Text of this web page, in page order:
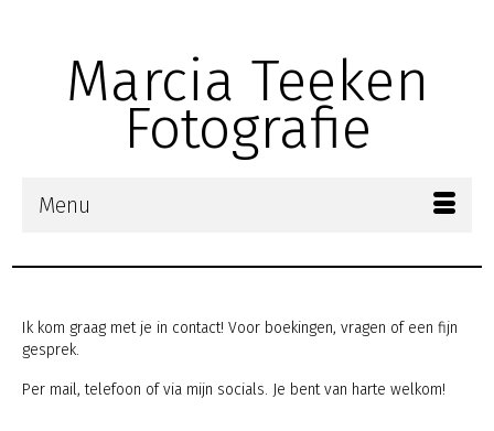
Marcia Teeken
Fotografie
Menu
Ik kom graag met je in contact! Voor boekingen, vragen of een fijn
gesprek.
Per mail, telefoon of via mijn socials. Je bent van harte welkom!